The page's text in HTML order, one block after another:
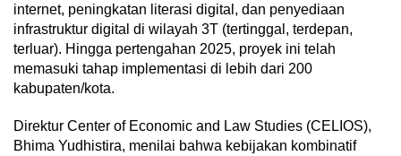
internet, peningkatan literasi digital, dan penyediaan
infrastruktur digital di wilayah 3T (tertinggal, terdepan,
terluar). Hingga pertengahan 2025, proyek ini telah
memasuki tahap implementasi di lebih dari 200
kabupaten/kota.
Direktur Center of Economic and Law Studies (CELIOS),
Bhima Yudhistira, menilai bahwa kebijakan kombinatif